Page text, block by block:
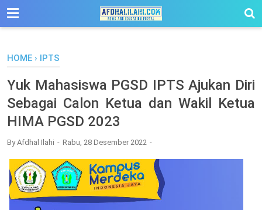
-->
HOME › IPTS
Yuk Mahasiswa PGSD IPTS Ajukan Diri
Sebagai Calon Ketua dan Wakil Ketua
HIMA PGSD 2023
ByAfdhal Ilahi Rabu, 28 Desember 2022